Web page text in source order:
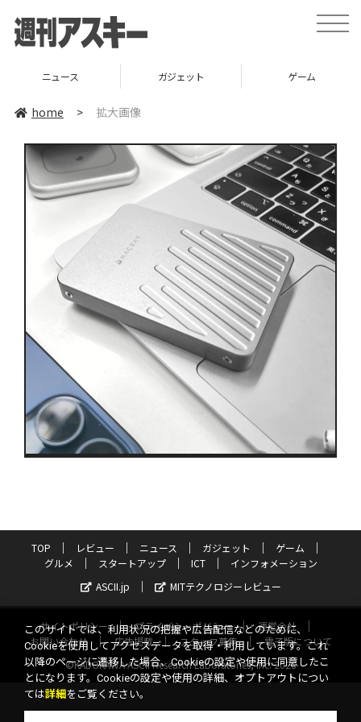
toggle
ニュース ガジェット ゲーム
home > 拡大画像
TOP レビュー ニュース ガジェット
ゲーム
グルメ
スタートアップ ICT
インフォメーション
ASCII.jp
MITテクノロジーレビュー
サイトポリシー プライバシーポリシー
運営会社
お問い合わせ
広告掲載 スタッフ募集
電子版について
©KADOKAWA ASCII Research Laboratories, Inc. 2026
このサイトでは、利用状況の把握や広告配信などのために、
Cookieを使用してアクセスデータを取得・利用しています。これ
以降のページに遷移した場合、Cookieの設定や使用に同意したこ
とになります。Cookieの設定や使用の詳細、オプトアウトについ
ては詳細 をご覧ください。